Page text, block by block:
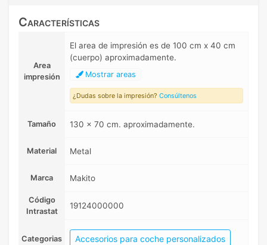
Características
Area
impresión
El area de impresión es de 100 cm x 40 cm
(cuerpo) aproximadamente.
Mostrar areas
¿Dudas sobre la impresión? Consúltenos
Tamaño 130 x 70 cm. aproximadamente.
Material Metal
Marca Makito
Código
Intrastat
19124000000
Categorias Accesorios para coche personalizados